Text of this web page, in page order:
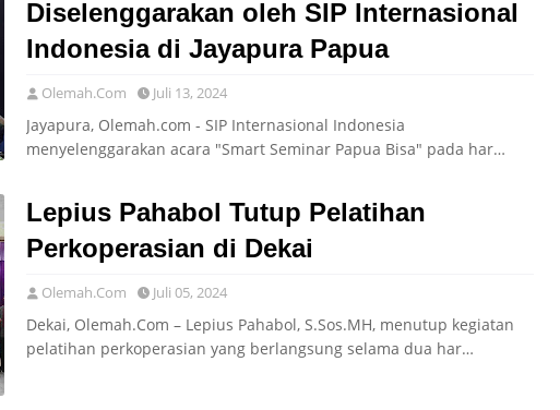
Diselenggarakan oleh SIP Internasional
Indonesia di Jayapura Papua
Olemah.Com Juli 13, 2024
Jayapura, Olemah.com - SIP Internasional Indonesia
menyelenggarakan acara "Smart Seminar Papua Bisa" pada har…
Lepius Pahabol Tutup Pelatihan
Perkoperasian di Dekai
Olemah.Com Juli 05, 2024
Dekai, Olemah.Com – Lepius Pahabol, S.Sos.MH, menutup kegiatan
pelatihan perkoperasian yang berlangsung selama dua har…